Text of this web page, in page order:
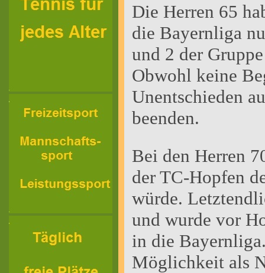
Die Herren 65
die Bayernliga
und 2 der
Obwohl keine
Unentschieden
beenden.
Bei den Herren
der TC-Hopfen
würde.
und wurde vor
in die
Möglichkeit als